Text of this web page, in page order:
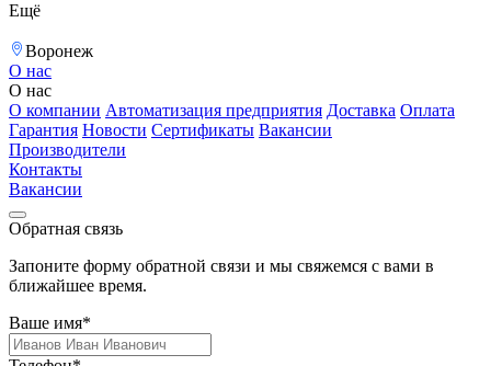
Ещё
Воронеж
О нас
О нас
О компании Автоматизация предприятия Доставка Оплата
Гарантия Новости Сертификаты Вакансии
Производители
Контакты
Вакансии
Обратная связь
Запоните форму обратной связи и мы свяжемся с вами в
ближайшее время.
Ваше имя*